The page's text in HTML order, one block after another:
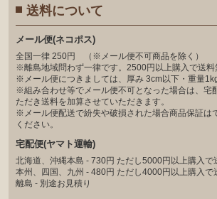
送料について
メール便(ネコポス)
全国一律 250円 （※メール便不可商品を除く）
※離島地域問わず一律です。2500円以上購入で送料
※メール便につきましては、厚み 3cm以下・重量
※組み合わせ等でメール便不可となった場合は、宅
ただき送料を加算させていただきます。
※メール便配送で紛失や破損された場合商品保証は
ください。
宅配便(ヤマト運輸)
北海道、沖縄本島 - 730円 ただし5000円以上購入で
本州、四国、九州 - 480円 ただし4000円以上購入で
離島 - 別途お見積り